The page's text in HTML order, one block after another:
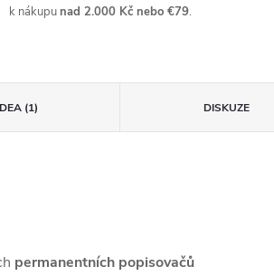
k nákupunad 2.000 Kč nebo €79.
(1) DISKUZE
permanentních popisovačů